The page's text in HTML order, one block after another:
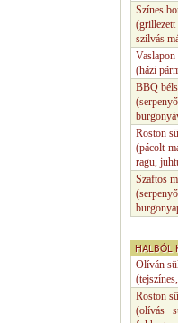
Színes
szilvás
Vaslapon
(házi
BBQ
Roston
(pácolt
ragu,
Szaftos
HALBÓL
Olíván
Roston
(olívás